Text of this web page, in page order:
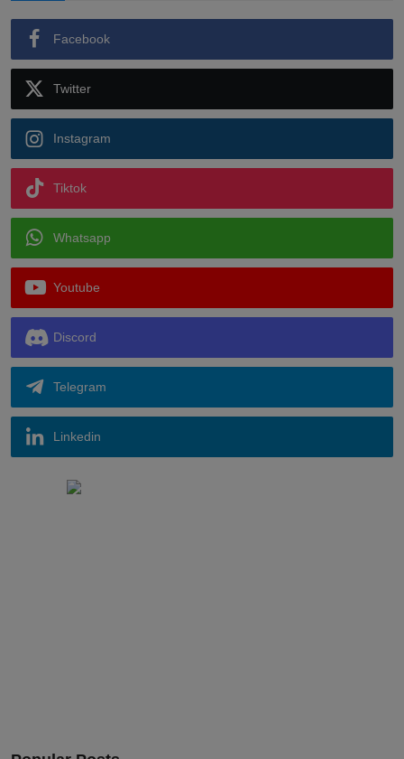
Facebook
Twitter
Instagram
Tiktok
Whatsapp
Youtube
Discord
Telegram
Linkedin